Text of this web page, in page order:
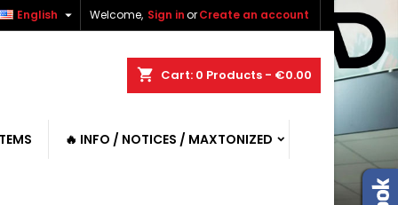
Welcome, Sign inorCreate an account
English 
shopping_cart Cart: 0 Products - €0.00
🔥 INFO / NOTICES / MAXTONIZED